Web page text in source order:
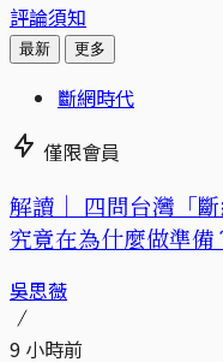
評論須知
最新 更多
斷網時代
僅限會員
解讀｜ 四問台灣「
究竟在為什麼做準備
吳思薇
9 小時前